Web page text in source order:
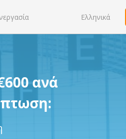
Ελληνικά
ανά